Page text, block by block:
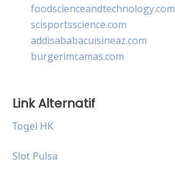
foodscienceandtechnology.com
scisportsscience.com
addisababacuisineaz.com
burgerimcamas.com
Link Alternatif
Togel HK
Slot Pulsa